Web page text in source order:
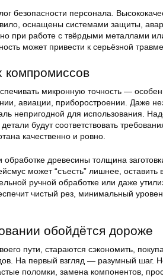
безопасности персонала.
оснащены системами защиты,
при работе с твёрдыми металлами
может привести к серьёзной травме.
компромиссов
микронную точность —
авиации, приборостроении. Даже
непригодной для использования.
будут соответствовать
качественно и ровно.
древесины толщина
может “съесть” лишнее, оставить
ручной обработке или даже
чистый рез, минимальный
обойдётся дороже
пути, стараются сэкономить,
На первый взгляд — разумный шаг.
поломки, замена компонентов,